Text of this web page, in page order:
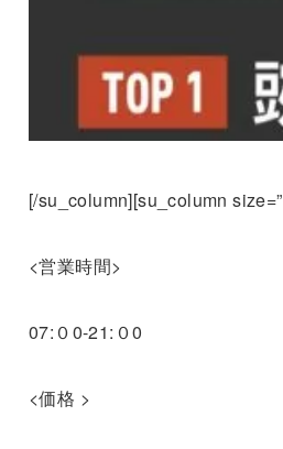
[/su_column][su_column
<営業時間>
07:０0-21:０0
<価格 >